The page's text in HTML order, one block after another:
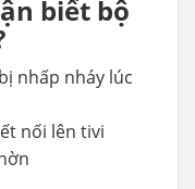
biết bộ
nhấp nháy lúc
nối lên tivi